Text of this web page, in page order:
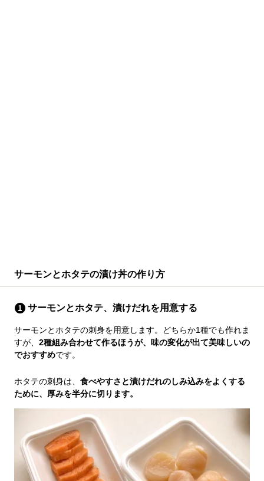
サーモンとホタテの漬け丼の作り方
サーモンとホタテ、漬けだれを用意する
サーモンとホタテの刺身を用意します。どちらか1種でも作れま
すが、 2種組み合わせて作るほうが、味の変化が出て美味しいの
でおすすめです。
ホタテの刺身は、 食べやすさと漬けだれのしみ込みをよくする
ために、厚みを半分に切ります。